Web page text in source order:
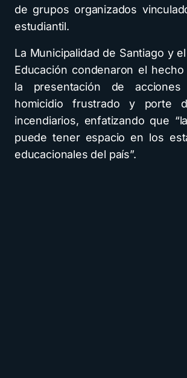
de grupos organizados
estudiantil.
La Municipalidad de Santiago y
Educación condenaron el
la presentación de
homicidio frustrado y porte
incendiarios, enfatizando que
puede tener espacio en los
educacionales del país”.